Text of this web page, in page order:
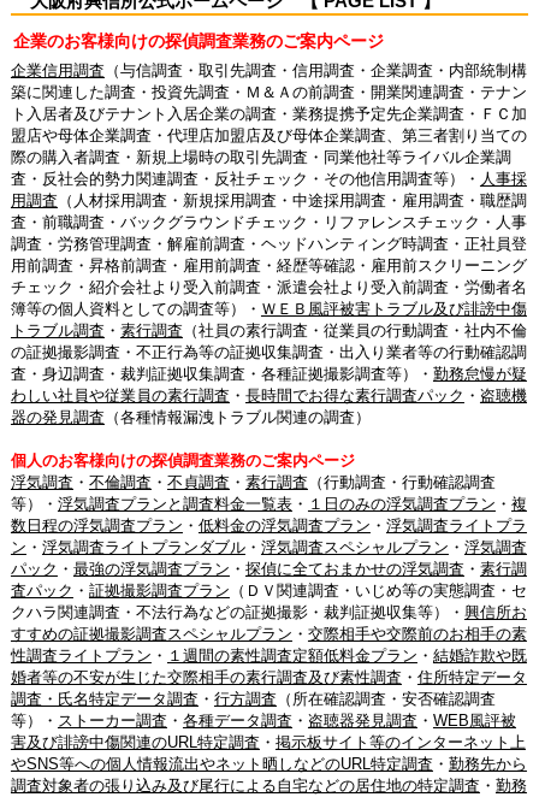
企業のお客様向けの探偵調査業務のご案内ページ
企業信用調査 （与信調査・取引先調査・信用調査・企業調査・内部統制構
築に関連した調査・投資先調査・Ｍ＆Ａの前調査・開業関連調査・テナン
ト入居者及びテナント入居企業の調査・業務提携予定先企業調査・ＦＣ加
盟店や母体企業調査・代理店加盟店及び母体企業調査、第三者割り当ての
際の購入者調査・新規上場時の取引先調査・同業他社等ライバル企業調
査・反社会的勢力関連調査・反社チェック・その他信用調査等）・ 人事採
用調査 （人材採用調査・新規採用調査・中途採用調査・雇用調査・職歴調
査・前職調査・バックグラウンドチェック・リファレンスチェック・人事
調査・労務管理調査・解雇前調査・ヘッドハンティング時調査・正社員登
用前調査・昇格前調査・雇用前調査・経歴等確認・雇用前スクリーニング
チェック・紹介会社より受入前調査・派遣会社より受入前調査・労働者名
簿等の個人資料としての調査等）・ ＷＥＢ風評被害トラブル及び誹謗中傷
トラブル調査 ・ 素行調査 （社員の素行調査・従業員の行動調査・社内不倫
の証拠撮影調査・不正行為等の証拠収集調査・出入り業者等の行動確認調
査・身辺調査・裁判証拠収集調査・各種証拠撮影調査等）・ 勤務怠慢が疑
わしい社員や従業員の素行調査 ・ 長時間でお得な素行調査パック ・ 盗聴機
器の発見調査 （各種情報漏洩トラブル関連の調査）
個人のお客様向けの探偵調査業務のご案内ページ
浮気調査 ・ 不倫調査 ・ 不貞調査 ・ 素行調査 （行動調査・行動確認調査
等）・ 浮気調査プランと調査料金一覧表・ １日のみの浮気調査プラン ・ 複
数日程の浮気調査プラン ・ 低料金の浮気調査プラン ・ 浮気調査ライトプラ
ン ・ 浮気調査ライトプランダブル・ 浮気調査スペシャルプラン ・ 浮気調査
パック ・ 最強の浮気調査プラン ・ 探偵に全ておまかせの浮気調査 ・ 素行調
査パック ・ 証拠撮影調査プラン （ＤＶ関連調査・いじめ等の実態調査・セ
クハラ関連調査・不法行為などの証拠撮影・裁判証拠収集等）・ 興信所お
すすめの証拠撮影調査スペシャルプラン ・ 交際相手や交際前のお相手の素
性調査ライトプラン ・ １週間の素性調査定額低料金プラン ・ 結婚詐欺や既
婚者等の不安が生じた交際相手の素行調査及び素性調査 ・ 住所特定データ
調査・氏名特定データ調査 ・ 行方調査 （所在確認調査・安否確認調査
等）・ ストーカー調査 ・ 各種データ調査 ・ 盗聴器発見調査 ・ WEB風評被
害及び誹謗中傷関連のURL特定調査 ・ 掲示板サイト等のインターネット上
やSNS等への個人情報流出やネット晒しなどのURL特定調査 ・ 勤務先から
調査対象者の張り込み及び尾行による自宅などの居住地の特定調査 ・ 勤務